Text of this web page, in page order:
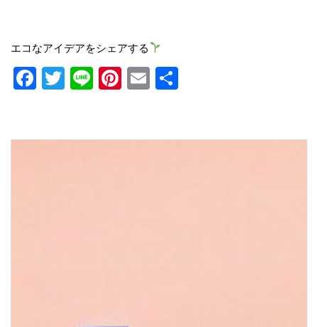
エコなアイデアをシェアする
Facebook
Twitter
LinePinterest
Email